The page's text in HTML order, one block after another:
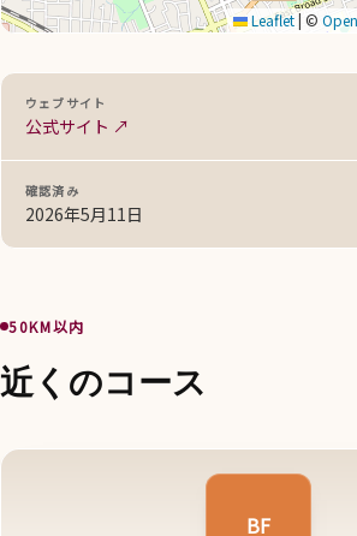
Leaflet ©
ウェブサイト
公式サイト ↗
確認済み
2026年5月11日
50KM以内
近くのコース
BF